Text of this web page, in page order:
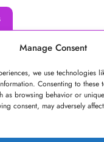
Manage Consent
we use technologies
Consenting to these
as browsing behavior or
consent, may adversely